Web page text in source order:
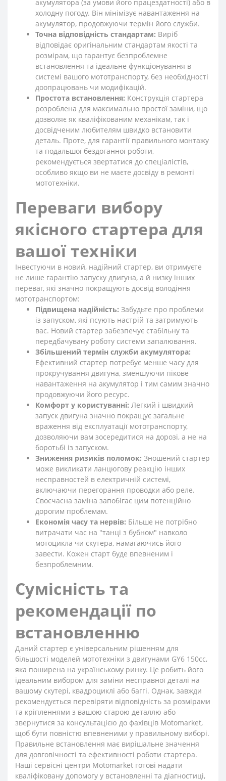
акумулятора (за умови його працездатності) або в
холодну погоду. Він мінімізує навантаження на
акумулятор, продовжуючи термін його служби.
Точна відповідність стандартам: Виріб
відповідає оригінальним стандартам якості та
розмірам, що гарантує безпроблемне
встановлення та ідеальне функціонування в
системі вашого мототранспорту, без необхідності
доопрацювань чи модифікацій.
Простота встановлення: Конструкція стартера
розроблена для максимально простої заміни, що
дозволяє як кваліфікованим механікам, так і
досвідченим любителям швидко встановити
деталь. Проте, для гарантії правильного монтажу
та подальшої бездоганної роботи,
рекомендується звертатися до спеціалістів,
особливо якщо ви не маєте досвіду в ремонті
мототехніки.
Переваги вибору
якісного стартера для
вашої техніки
Інвестуючи в новий, надійний стартер, ви отримуєте
не лише гарантію запуску двигуна, а й низку інших
переваг, які значно покращують досвід володіння
мототранспортом:
Підвищена надійність: Забудьте про проблеми
із запуском, які псують настрій та затримують
вас. Новий стартер забезпечує стабільну та
передбачувану роботу системи запалювання.
Збільшений термін служби акумулятора:
Ефективний стартер потребує менше часу для
прокручування двигуна, зменшуючи пікове
навантаження на акумулятор і тим самим значно
продовжуючи його ресурс.
Комфорт у користуванні: Легкий і швидкий
запуск двигуна значно покращує загальне
враження від експлуатації мототранспорту,
дозволяючи вам зосередитися на дорозі, а не на
боротьбі із запуском.
Зниження ризиків поломок: Зношений стартер
може викликати ланцюгову реакцію інших
несправностей в електричній системі,
включаючи перегорання проводки або реле.
Своєчасна заміна запобігає цим потенційно
дорогим проблемам.
Економія часу та нервів: Більше не потрібно
витрачати час на "танці з бубном" навколо
мотоцикла чи скутера, намагаючись його
завести. Кожен старт буде впевненим і
безпроблемним.
Сумісність та
рекомендації по
встановленню
Даний стартер є універсальним рішенням для
більшості моделей мототехніки з двигунами GY6 150сс,
яка поширена на українському ринку. Це робить його
ідеальним вибором для заміни несправної деталі на
вашому скутері, квадроциклі або баггі. Однак, завжди
рекомендується перевіряти відповідність за розмірами
та кріпленнями з вашою старою деталлю або
звернутися за консультацією до фахівців Motomarket,
щоб бути повністю впевненими у правильному виборі.
Правильне встановлення має вирішальне значення
для довговічності та ефективності роботи стартера.
Наші сервісні центри Motomarket готові надати
кваліфіковану допомогу у встановленні та діагностиці,